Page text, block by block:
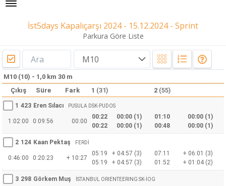
Toggle navigation
İst5days Kapalıçarşı 2024 - 15.12.2024 - Sprint
Parkura Göre Liste
M10
M10 (10) - 1,0 km 30 m
Çıkış
Süre Fark 1 (31) 2 (55)
1 423 Eren Sılacı PUSULA DSK-PUDOS
1:02:00 0:09:56 00:00
00:22
00:22
00:00 (1)
00:00 (1)
01:10
00:48
00:00 (1)
00:00 (1)
2 124 Kaan Pektaş FERDİ
0:46:00 0:20:23 + 10:27
05:19
05:19
+ 04:57 (3)
+ 04:57 (3)
07:11
01:52
+ 06:01 (3)
+ 01:04 (2)
3 298 Görkem Muş İSTANBUL ORIENTEERING SK-İOG